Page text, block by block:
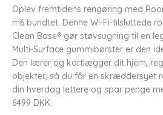
pris
var:
kr.
Oplev fremtidens rengøring med
m6 bundtet. Denne Wi-Fi-tilsluttede
Clean Base® gør støvsugning til en
Multi-Surface gummibørster er den
Den lærer og kortlægger dit hjem,
objekter, så du får en skræddersyet
din hverdag lettere og spar penge
6499 DKK.